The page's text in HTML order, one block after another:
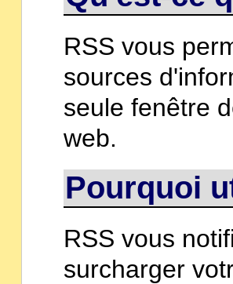
RSS vous
sources
seule fenêtre
web.
Pourquoi
RSS vous
surcharger